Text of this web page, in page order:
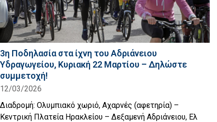
3η Ποδηλασία στα ίχνη του Αδριάνειου
Υδραγωγείου, Κυριακή 22 Μαρτίου – Δηλώστε
συμμετοχή!
12/03/2026
Διαδρομή: Ολυμπιακό χωριό, Αχαρνές (αφετηρία) –
Κεντρική Πλατεία Ηρακλείου – Δεξαμενή Αδριάνειου, Ελ